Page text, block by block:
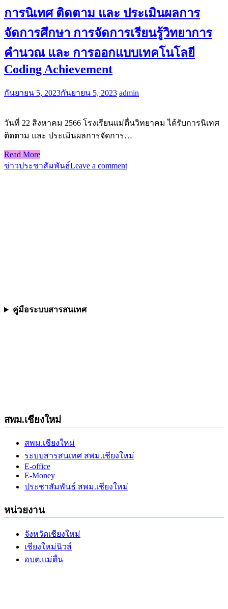
การนิเทศ ติดตาม และ ประเมินผลการ
จัดการศึกษา การจัดการเรียนรู้วิทยาการ
คำนวณ และ การออกแบบเทคโนโลยี
Coding Achievement
กันยายน 5, 2023กันยายน 5, 2023 admin
วันที่ 22 สิงหาคม 2566 โรงเรียนแม่ตื่นวิทยาคม ได้รับการนิเทศ
ติดตาม และ ประเมินผลการจัดการ…
Read More
ข่าวประชาสัมพันธ์Leave a comment
คู่มือระบบสารสนเทศ
สพม.เชียงใหม่
สพม.เชียงใหม่
ระบบสารสนเทศ สพม.เชียงใหม่
E-office
E-Money
ประชาสัมพันธ์ สพม.เชียงใหม่
หน่วยงาน
จังหวัดเชียงใหม่
เชียงใหม่นิวส์
อบต.แม่ตื่น